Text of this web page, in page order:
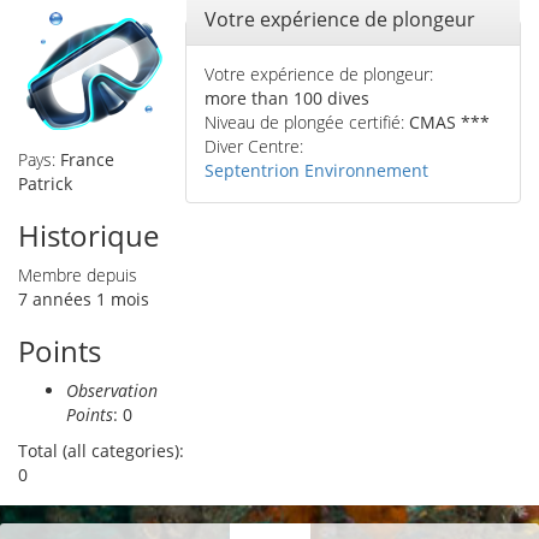
Pays: France
Patrick
Historique
Membre depuis
7 années 1 mois
Points
Observation
Points: 0
Total (all categories):
0
Masquer
Votre expérience de plongeur
Votre expérience de plongeur:
more than 100 dives
Niveau de plongée certifié: CMAS ***
Diver Centre:
Septentrion Environnement